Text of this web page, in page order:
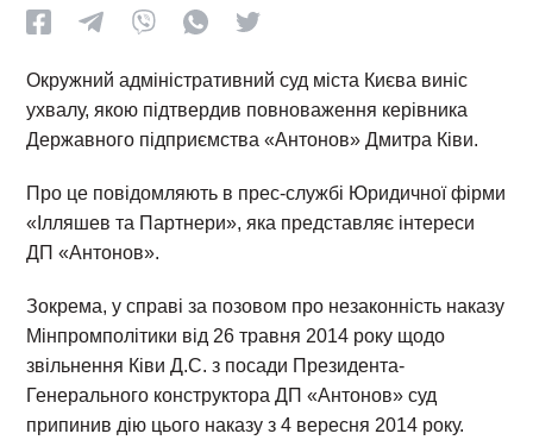
Окружний адміністративний суд міста Києва виніс
ухвалу, якою підтвердив повноваження керівника
Державного підприємства «Антонов» Дмитра Ківи.
Про це повідомляють в прес-службі Юридичної фірми
«Ілляшев та Партнери», яка представляє інтереси
ДП «Антонов».
Зокрема, у справі за позовом про незаконність наказу
Мінпромполітики від 26 травня 2014 року щодо
звільнення Ківи Д.С. з посади Президента-
Генерального конструктора ДП «Антонов» суд
припинив дію цього наказу з 4 вересня 2014 року.